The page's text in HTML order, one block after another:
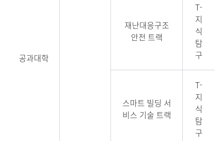
공과대학
재난대응구조
안전 트랙
T-
지
식
탐
구
스마트 빌딩 서
비스 기술 트랙
T-
지
식
탐
구